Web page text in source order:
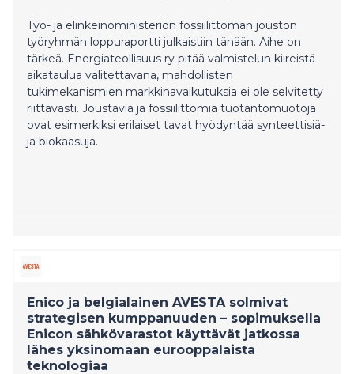
Työ- ja elinkeinoministeriön fossiilittoman jouston
työryhmän loppuraportti julkaistiin tänään. Aihe on
tärkeä. Energiateollisuus ry pitää valmistelun kiireistä
aikataulua valitettavana, mahdollisten
tukimekanismien markkinavaikutuksia ei ole selvitetty
riittävästi. Joustavia ja fossiilittomia tuotantomuotoja
ovat esimerkiksi erilaiset tavat hyödyntää synteettisiä-
ja biokaasuja.
Enico ja belgialainen AVESTA solmivat
strategisen kumppanuuden – sopimuksella
Enicon sähkövarastot käyttävät jatkossa
lähes yksinomaan eurooppalaista
teknologiaa